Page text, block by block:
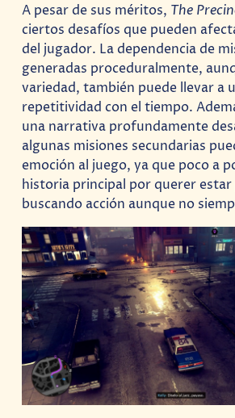
A pesar de sus méritos, The
ciertos desafíos que pueden
del jugador. La dependencia de
generadas proceduralmente,
variedad, también puede llevar a
repetitividad con el tiempo.
una narrativa profundamente
algunas misiones secundarias
emoción al juego, ya que poco a
historia principal por querer
buscando acción aunque no